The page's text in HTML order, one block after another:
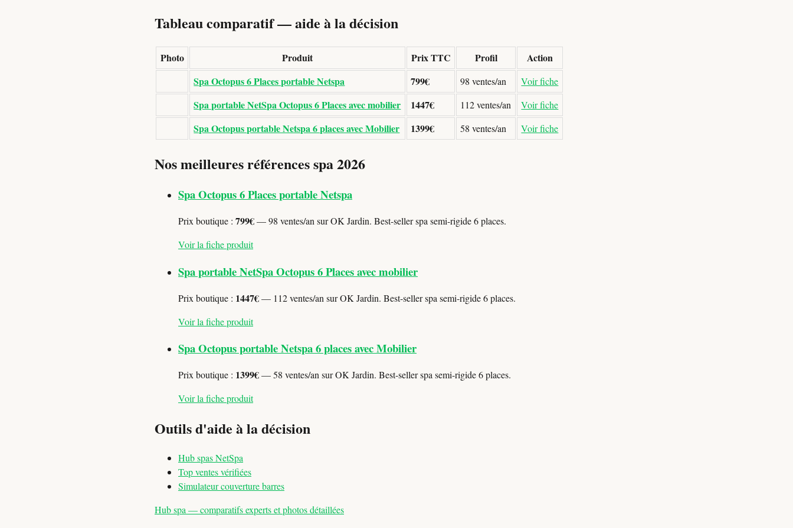
Tableau comparatif — aide à la décision
Photo Produit Prix TTC Profil
Action
Spa Octopus 6 Places portable Netspa
799€ 98 ventes/an Voir fiche
Spa portable NetSpa Octopus 6 Places avec mobilier 1447€ 112 ventes/an Voir fiche
Spa Octopus portable Netspa 6 places avec Mobilier 1399€ 58 ventes/an Voir fiche
Nos meilleures références spa 2026
Spa Octopus 6 Places portable Netspa
Prix boutique : 799€— 98 ventes/an sur OK Jardin. Best-seller spa semi-rigide 6 places.
Voir la fiche produit
Spa portable NetSpa Octopus 6 Places avec mobilier
Prix boutique : 1447€— 112 ventes/an sur OK Jardin. Best-seller spa semi-rigide 6 places.
Voir la fiche produit
Spa Octopus portable Netspa 6 places avec Mobilier
Prix boutique : 1399€— 58 ventes/an sur OK Jardin. Best-seller spa semi-rigide 6 places.
Voir la fiche produit
Outils d'aide à la décision
Hub spas NetSpa
Top ventes vérifiées
Simulateur couverture barres
Hub spa — comparatifs experts et photos détaillées